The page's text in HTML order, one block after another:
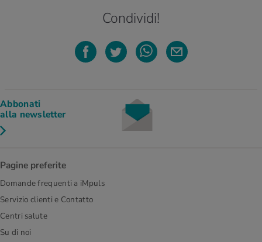
Condividi!
Abbonati
alla newsletter
Pagine preferite
Domande frequenti a iMpuls
Servizio clienti e Contatto
Centri salute
Su di noi